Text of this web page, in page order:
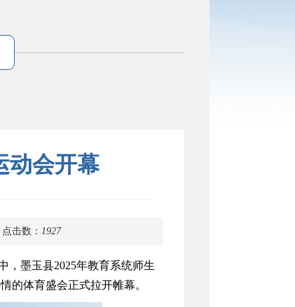
动会开幕
点击数： 1927
，墨玉县2025年教育系统师生
的体育盛会正式拉开帷幕。